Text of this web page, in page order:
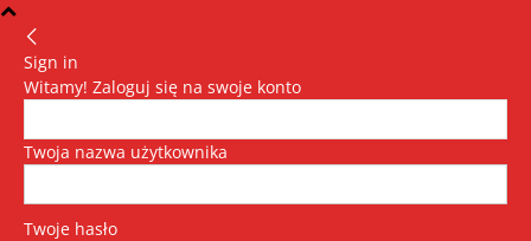
Sign in
Witamy! Zaloguj się na swoje konto
Twoja nazwa użytkownika
Twoje hasło